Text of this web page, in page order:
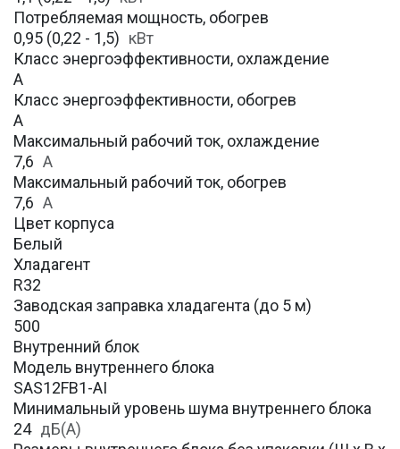
Потребляемая мощность, обогрев
0,95 (0,22 - 1,5) кВт
Класс энергоэффективности, охлаждение
А
Класс энергоэффективности, обогрев
А
Максимальный рабочий ток, охлаждение
7,6 A
Максимальный рабочий ток, обогрев
7,6 А
Цвет корпуса
Белый
Хладагент
R32
Заводская заправка хладагента (до 5 м)
500
Внутренний блок
Модель внутреннего блока
SAS12FB1-AI
Минимальный уровень шума внутреннего блока
24 дБ(А)